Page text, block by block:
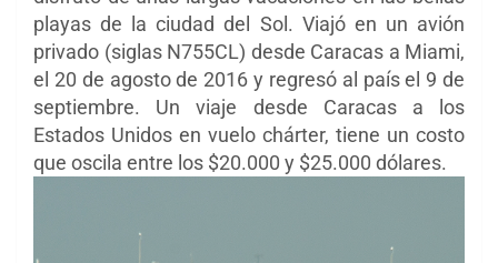
playas de la ciudad del Sol. Viajó en un avión
privado (siglas N755CL) desde Caracas a Miami,
el 20 de agosto de 2016 y regresó al país el 9 de
septiembre. Un viaje desde Caracas a los
Estados Unidos en vuelo chárter, tiene un costo
que oscila entre los $20.000 y $25.000 dólares.